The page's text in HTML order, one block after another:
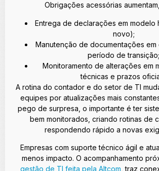
Obrigações acessórias
Entrega de declarações em modelo
novo);
Manutenção de documentações
período de transição;
Monitoramento de alterações em
técnicas e prazos
A rotina do contador e do setor de TI
equipes por atualizações mais
pego de surpresa, o importante é ter
bem monitorados, criando rotinas de
respondendo rápido a novas
Empresas com suporte técnico ágil e
menos impacto. O acompanhamento
gestão de TI feita pela Altcom , traz